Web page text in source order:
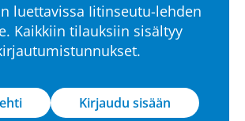
luettavissa Iitinseutu-lehden
Kaikkiin tilauksiin sisältyy
Kirjaudu sisään